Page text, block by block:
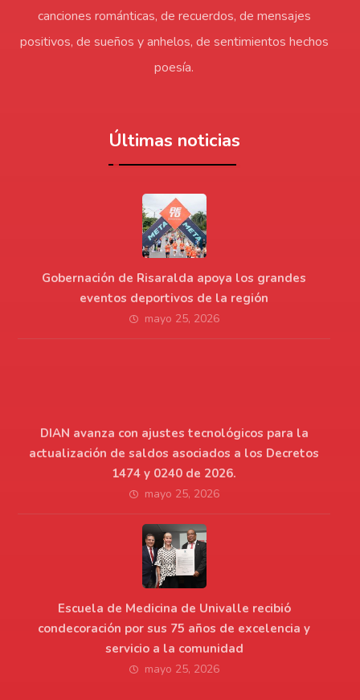
canciones románticas, de recuerdos, de mensajes
positivos, de sueños y anhelos, de sentimientos hechos
poesía.
Últimas noticias
Gobernación de Risaralda apoya los grandes
eventos deportivos de la región
mayo 25, 2026
DIAN avanza con ajustes tecnológicos para la
actualización de saldos asociados a los Decretos
1474 y 0240 de 2026.
mayo 25, 2026
Escuela de Medicina de Univalle recibió
condecoración por sus 75 años de excelencia y
servicio a la comunidad
mayo 25, 2026